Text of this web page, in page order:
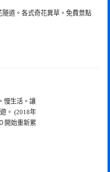
隧道。各式奇花異草。免費景點
慢生活。讓
。 (2018年
開始重新累